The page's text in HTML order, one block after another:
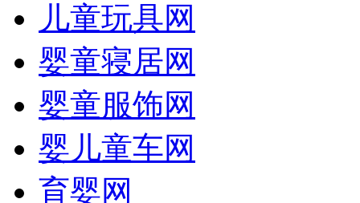
儿童玩具网
婴童寝居网
婴童服饰网
婴儿童车网
育婴网